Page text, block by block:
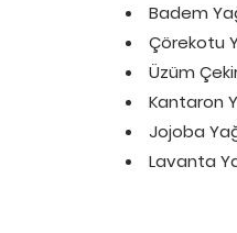
Badem
Çörekotu
Üzüm
Kantaron
Jojoba
Lavanta